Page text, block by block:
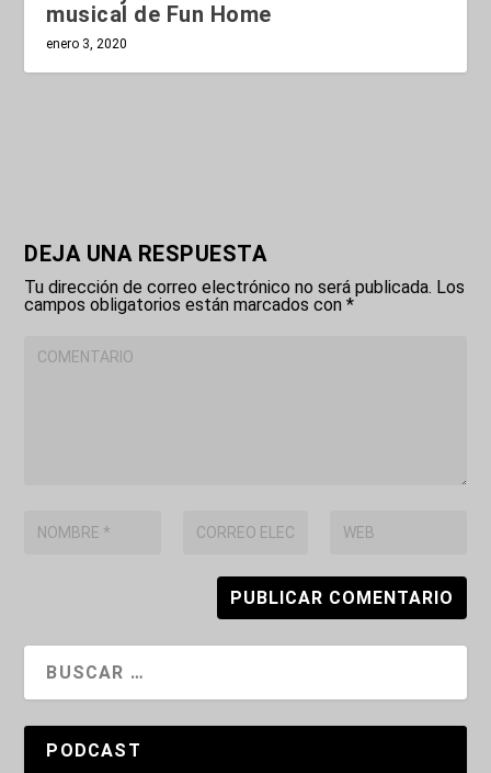
musical de Fun Home
enero 3, 2020
DEJA UNA RESPUESTA
Tu dirección de correo electrónico no será publicada. Los
campos obligatorios están marcados con*
PODCAST